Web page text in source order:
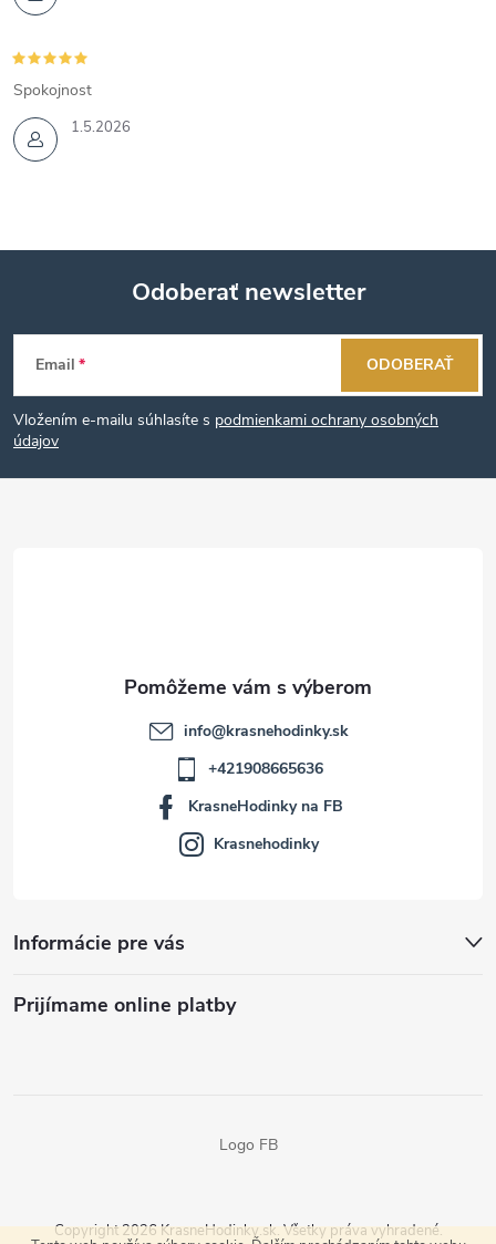
1.5.2026
Spokojnost
Z
á
p
Odoberať newsletter
Email
Vložením e-mailu súhlasíte s podmienkami ochrany osobných
údajov
ODOBERAŤ
Informácie pre vás
Prijímame online platby
info@krasnehodinky.sk
+421908665636
KrasneHodinky na FB
Krasnehodinky
Logo FB
Copyright 2026 KrasneHodinky.sk. Všetky práva vyhradené.